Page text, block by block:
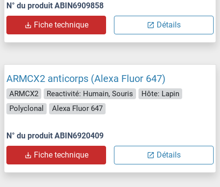
N° du produit ABIN6909858
Fiche technique Détails
ARMCX2 anticorps (Alexa Fluor 647)
ARMCX2 Reactivité: Humain, Souris
Hôte: Lapin
Polyclonal
Alexa Fluor 647
N° du produit ABIN6920409
Fiche technique Détails